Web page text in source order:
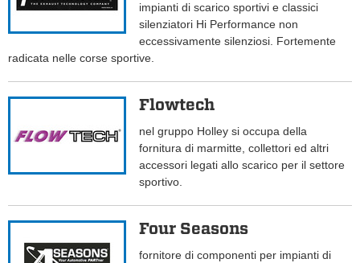
impianti di scarico sportivi e classici
silenziatori Hi Performance non
eccessivamente silenziosi. Fortemente
radicata nelle corse sportive.
Flowtech
nel gruppo Holley si occupa della
fornitura di marmitte, collettori ed altri
accessori legati allo scarico per il settore
sportivo.
Four Seasons
fornitore di componenti per impianti di